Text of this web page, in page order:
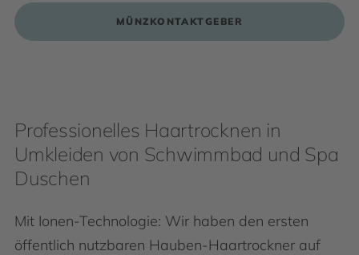
MÜNZKONTAKTGEBER
Professionelles Haartrocknen in
Umkleiden von Schwimmbad und Spa
Duschen
Mit Ionen-Technologie: Wir haben den ersten
öffentlich nutzbaren Hauben-Haartrockner auf